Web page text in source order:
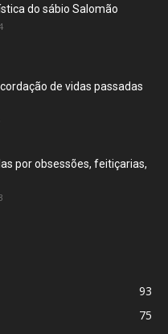
do sábio Salomão
de vidas passadas
por obsessões, feitiçarias,
93
75